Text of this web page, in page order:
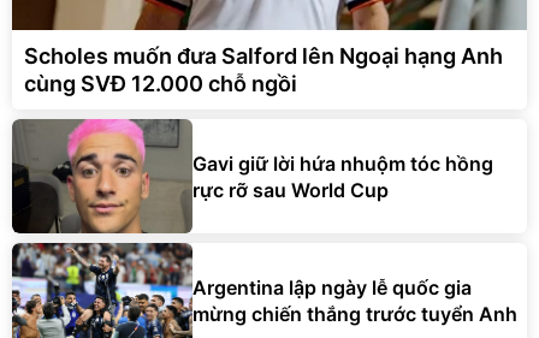
Scholes muốn đưa Salford lên Ngoại hạng Anh
cùng SVĐ 12.000 chỗ ngồi
Gavi giữ lời hứa nhuộm tóc hồng
rực rỡ sau World Cup
Argentina lập ngày lễ quốc gia
mừng chiến thắng trước tuyển Anh